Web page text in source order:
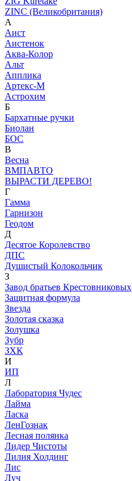
ZINC (Великобритания)
А
Аист
Аистенок
Аква-Колор
Альт
Апплика
Артекс-М
Астрохим
Б
Бархатные ручки
Биолан
БОС
В
Весна
ВМПАВТО
ВЫРАСТИ ДЕРЕВО!
Г
Гамма
Гарнизон
Геодом
Д
Десятое Королевство
ДПС
Душистый Колокольчик
З
Завод братьев Крестовниковых
Защитная формула
Звезда
Золотая сказка
Золушка
Зубр
ЗХК
И
ИП
Л
Лаборатория Чудес
Лайма
Ласка
ЛенГознак
Лесная полянка
Лидер Чистоты
Лилия Холдинг
Лис
Луч